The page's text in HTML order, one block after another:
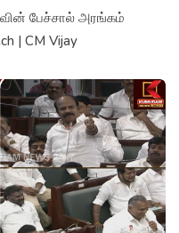
பேச்சால் அரங்கம்
| CM Vijay